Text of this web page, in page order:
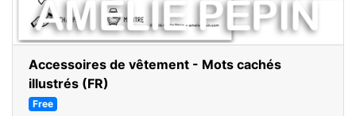
Accessoires de vêtement - Mots cachés
illustrés (FR)
Free